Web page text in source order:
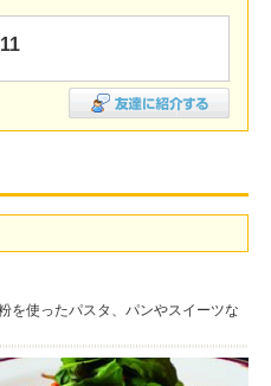
を使ったパスタ、パンやスイーツな